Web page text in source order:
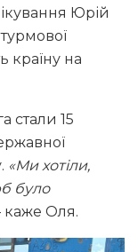
Юрій
країну на
стали 15
«Ми хотіли,
було
каже Оля.